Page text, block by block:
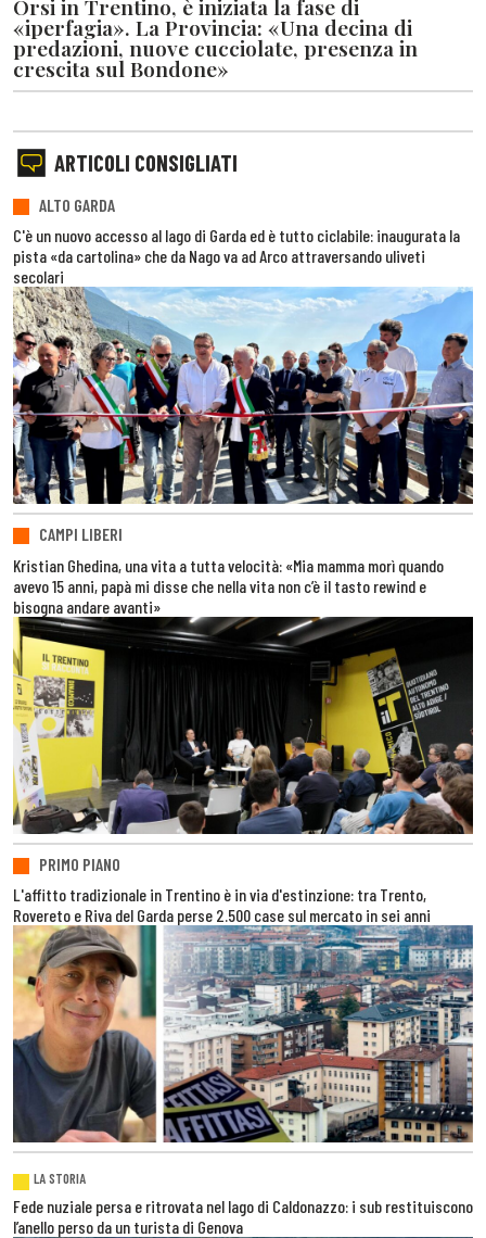
Orsi in Trentino, è iniziata la fase di
«iperfagia». La Provincia: «Una decina di
predazioni, nuove cucciolate, presenza in
crescita sul Bondone»
ARTICOLI CONSIGLIATI
ALTO GARDA
C'è un nuovo accesso al lago di Garda ed è tutto ciclabile: inaugurata la
pista «da cartolina» che da Nago va ad Arco attraversando uliveti
secolari
CAMPI LIBERI
Kristian Ghedina, una vita a tutta velocità: «Mia mamma morì quando
avevo 15 anni, papà mi disse che nella vita non c’è il tasto rewind e
bisogna andare avanti»
PRIMO PIANO
L'affitto tradizionale in Trentino è in via d'estinzione: tra Trento,
Rovereto e Riva del Garda perse 2.500 case sul mercato in sei anni
LA STORIA
Fede nuziale persa e ritrovata nel lago di Caldonazzo: i sub restituiscono
l’anello perso da un turista di Genova